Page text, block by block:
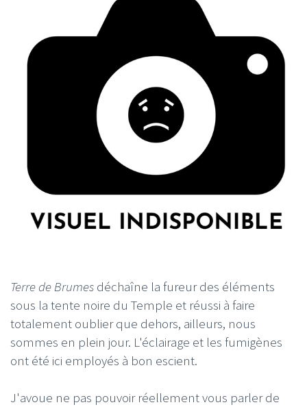
Terre de Brumes déchaîne la fureur des éléments
sous la tente noire du Temple et réussi à faire
totalement oublier que dehors, ailleurs, nous
sommes en plein jour. L'éclairage et les fumigènes
ont été ici employés à bon escient.
J'avoue ne pas pouvoir réellement vous parler de